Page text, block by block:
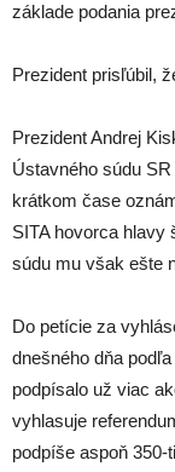
základe podania
Prezident prisľúbil,
Prezident Andrej
Ústavného súdu
krátkom čase
SITA hovorca hlavy
súdu mu však ešte
Do petície za
dnešného dňa
podpísalo už viac
vyhlasuje
podpíše aspoň